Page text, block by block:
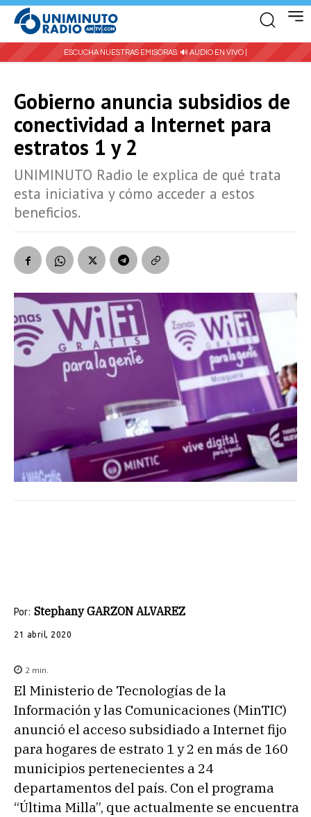
ESCUCHA NUESTRAS EMISORAS: 🔊 AUDIO EN VIVO |
Gobierno anuncia subsidios de
conectividad a Internet para
estratos 1 y 2
UNIMINUTO Radio le explica de qué trata
esta iniciativa y cómo acceder a estos
beneficios.
Por: Stephany GARZON ALVAREZ
21 abril, 2020
2 min.
El Ministerio de Tecnologías de la
Información y las Comunicaciones (MinTIC)
anunció el acceso subsidiado a Internet fijo
para hogares de estrato 1 y 2 en más de 160
municipios pertenecientes a 24
departamentos del país. Con el programa
“Última Milla”, que actualmente se encuentra